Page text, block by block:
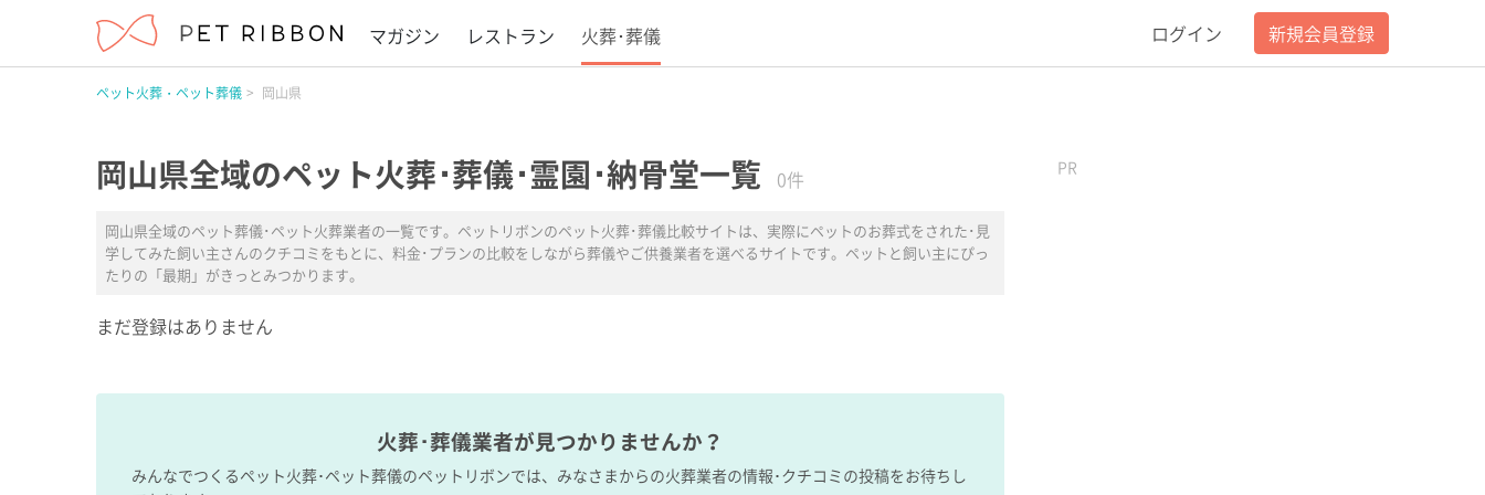
マガジン レストラン 火葬･葬儀 ログイン 新規会員登録
ペット火葬・ペット葬儀 岡山県
岡山県全域のペット火葬･葬儀･霊園･納骨堂一覧 0件
岡山県全域のペット葬儀･ペット火葬業者の一覧です。ペットリボンのペット火葬･葬儀比較サイトは、実際にペットのお葬式をされた･見
学してみた飼い主さんのクチコミをもとに、料金･プランの比較をしながら葬儀やご供養業者を選べるサイトです。ペットと飼い主にぴっ
たりの「最期」がきっとみつかります。
まだ登録はありません
火葬･葬儀業者が見つかりませんか？
みんなでつくるペット火葬･ペット葬儀のペットリボンでは、みなさまからの火葬業者の情報･クチコミの投稿をお待ちし
PR